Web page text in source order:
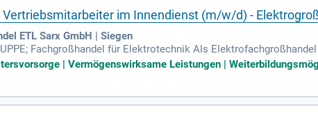
im Innendienst (m/w/d) -
ETL Sarx GmbH | Siegen
Fachgroßhandel für Elektrotechnik Als
einem Jahresumsatz von 144 Mio.
| Vermögenswirksame Leistungen |